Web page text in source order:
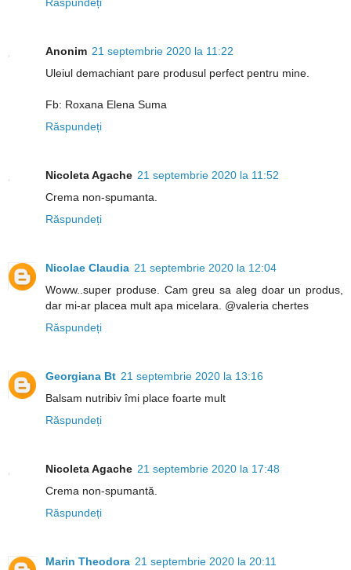
Anonim 21 septembrie 2020 la 11:22
Uleiul demachiant pare produsul perfect pentru mine.
Fb: Roxana Elena Suma
Răspundeți
Nicoleta Agache 21 septembrie 2020 la 11:52
Crema non-spumanta.
Răspundeți
Nicolae Claudia 21 septembrie 2020 la 12:04
Woww..super produse. Cam greu sa aleg doar un produs,
dar mi-ar placea mult apa micelara. @valeria chertes
Răspundeți
Georgiana Bt 21 septembrie 2020 la 13:16
Balsam nutribiv îmi place foarte mult
Răspundeți
Nicoleta Agache 21 septembrie 2020 la 17:48
Crema non-spumantă.
Răspundeți
Marin Theodora 21 septembrie 2020 la 20:11